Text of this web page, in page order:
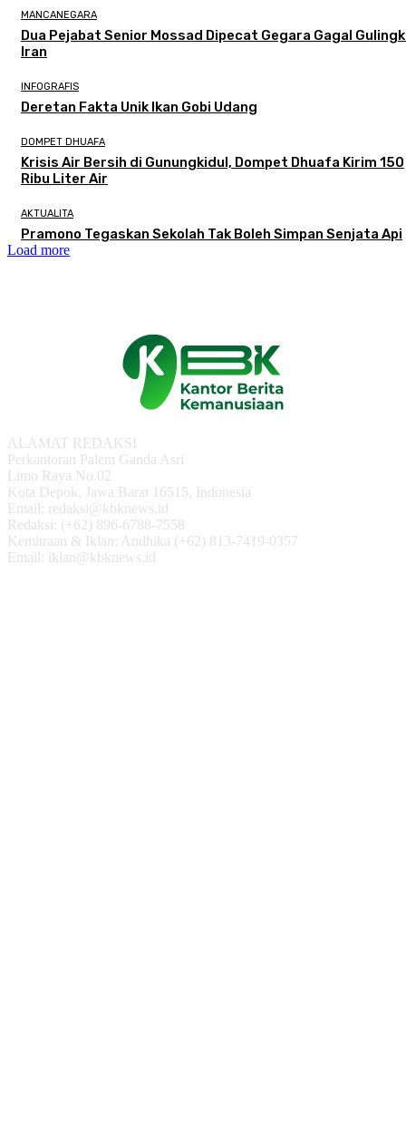
MANCANEGARA
Dua Pejabat Senior Mossad Dipecat Gegara Gagal
Iran
INFOGRAFIS
Deretan Fakta Unik Ikan Gobi Udang
DOMPET DHUAFA
Krisis Air Bersih di Gunungkidul, Dompet Dhuafa Kirim 150
Ribu Liter Air
AKTUALITA
Pramono Tegaskan Sekolah Tak Boleh Simpan Senjata Api
Load more
ALAMAT REDAKSI
Perkantoran Palem Ganda Asri
Limo Raya No.02
Kota Depok, Jawa Barat 16515, Indonesia
Email: redaksi@kbknews.id
Redaksi: (+62) 896-6788-7558
Kemitraan & Iklan: Andhika (+62) 813-7419-0357
Email: iklan@kbknews.id